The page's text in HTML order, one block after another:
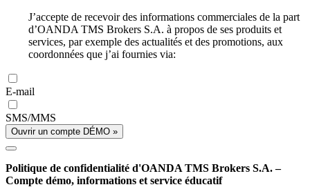
J’accepte de recevoir des informations commerciales de la part
d’OANDA TMS Brokers S.A. à propos de ses produits et
services, par exemple des actualités et des promotions, aux
coordonnées que j’ai fournies via:
E-mail
SMS/MMS
Ouvrir un compte DÉMO »
Politique de confidentialité d'OANDA TMS Brokers S.A. –
Compte démo, informations et service éducatif